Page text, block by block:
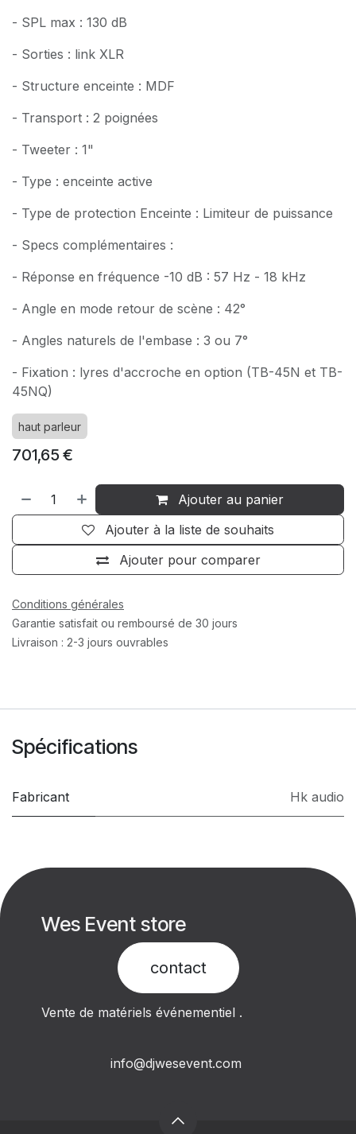
- SPL max : 130 dB
- Sorties : link XLR
- Structure enceinte : MDF
- Transport : 2 poignées
- Tweeter : 1"
- Type : enceinte active
- Type de protection Enceinte : Limiteur de puissance
- Specs complémentaires :
- Réponse en fréquence -10 dB : 57 Hz - 18 kHz
- Angle en mode retour de scène : 42°
- Angles naturels de l'embase : 3 ou 7°
- Fixation : lyres d'accroche en option (TB-45N et TB-
45NQ)
haut parleur
701,65 €
Ajouter au panier
Ajouter pour comparer
Ajouter à la liste de souhaits
Conditions générales
Garantie satisfait ou remboursé de 30 jours
Livraison : 2-3 jours ouvrables
Spécifications
Fabricant Hk audio
Wes Event store
contact​
Vente de matériels événementiel .
info@djwesevent.com